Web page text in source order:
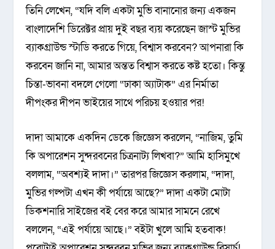
তিনি লেখেন, “যদি বলি একটা মুভি বানানোর জন্য একজন
বাংলাদেশি ডিরেক্টর প্রায় দুই বছর ব্যয় করেছেন জাস্ট মুভির
ব্যাকগ্রাউন্ড স্টাডি করতে গিয়ে, বিশ্বাস করবেন? আপনারা কি
করবেন জানি না, আমার অন্তত বিশ্বাস করতে কষ্ট হতো। কিন্তু
চিন্তা-ভাবনা বদলে গেলো “ঢাকা অ্যাটাক” এর নির্মাতা
দীপংকর দীপন ভাইয়ের সাথে পরিচয় হওয়ার পর!
দাদা আমাকে একদিন ডেকে জিজ্ঞেস করলেন, “নাজিম, তুমি
কি অপারেশন সুন্দরবনের চিত্রনাট্য লিখবা?” আমি হাসিমুখে
বললাম, “অবশ্যই দাদা।” তারপর জিজ্ঞেস করলাম, “দাদা,
মুভির গল্পটা এখন কী পর্যায়ে আছে?” দাদা একটা মোটা
ডিকশনারি সাইজের বই বের করে আমার সামনে রেখে
বললেন, “এই পর্যায়ে আছে।” বইটা খুলে আমি হতবাক!